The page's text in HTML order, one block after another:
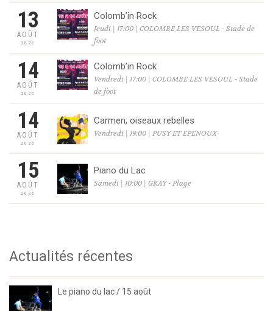
13
AOÛT
2026
Colomb’in Rock
Jeudi | 17:00 | COLOMBE LES VESOUL - Stade de
foot
14
AOÛT
2026
Colomb’in Rock
Vendredi | 17:00 | COLOMBE LES VESOUL - Stade
de foot
14
AOÛT
2026
Carmen, oiseaux rebelles
Vendredi | 19:00 | PUSY ET EPENOUX
15
AOÛT
2026
Piano du Lac
Samedi | 10:00 | GRAY - Plage
Actualités récentes
Le piano du lac / 15 août